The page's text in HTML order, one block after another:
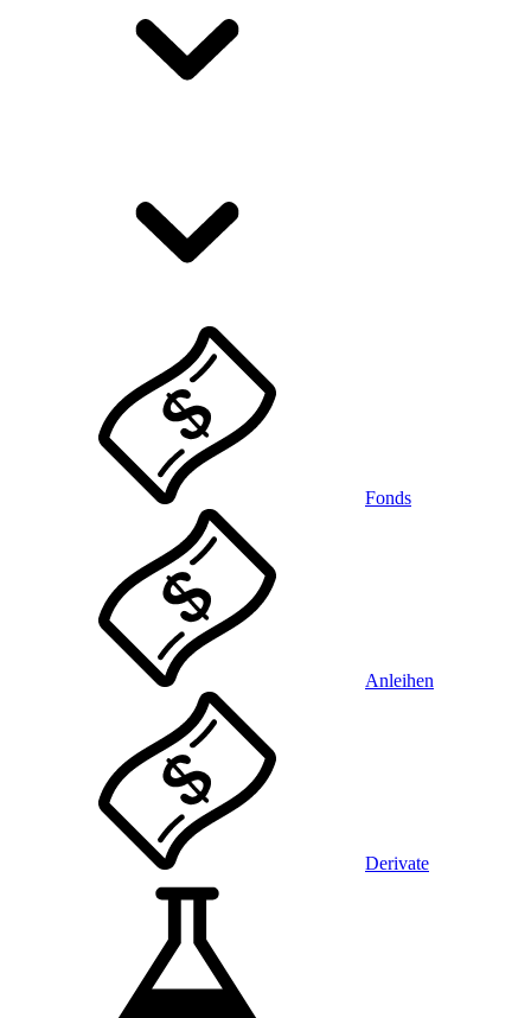
Fonds
Anleihen
Derivate